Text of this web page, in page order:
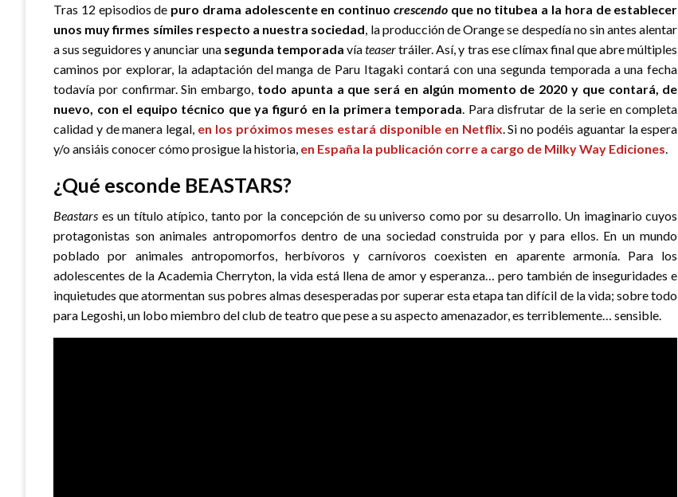
Tras 12 episodios de puro drama adolescente en continuocrescendo que no titubea a la hora de establecer
unos muy firmes símiles respecto a nuestra sociedad, la producción de Orange se despedía no sin antes alentar
a sus seguidores y anunciar unasegunda temporada víateasertráiler. Así, y tras ese clímax final que abre múltiples
caminos por explorar, la adaptación del manga de Paru Itagaki contará con una segunda temporada a una fecha
todavía por confirmar. Sin embargo, todo apunta a que será en algún momento de 2020 y que contará, de
nuevo, con el equipo técnico que ya figuró en la primera temporada. Para disfrutar de la serie en completa
calidad y de manera legal, en los próximos meses estará disponible en Netflix. Si no podéis aguantar la espera
y/o ansiáis conocer cómo prosigue la historia, en España la publicación corre a cargo de Milky Way Ediciones.
¿Qué esconde BEASTARS?
Beastars es un título atípico, tanto por la concepción de su universo como por su desarrollo. Un imaginario cuyos
protagonistas son animales antropomorfos dentro de una sociedad construida por y para ellos. En un mundo
poblado por animales antropomorfos, herbívoros y carnívoros coexisten en aparente armonía. Para los
adolescentes de la Academia Cherryton, la vida está llena de amor y esperanza… pero también de inseguridades e
inquietudes que atormentan sus pobres almas desesperadas por superar esta etapa tan difícil de la vida; sobre todo
para Legoshi, un lobo miembro del club de teatro que pese a su aspecto amenazador, es terriblemente… sensible.